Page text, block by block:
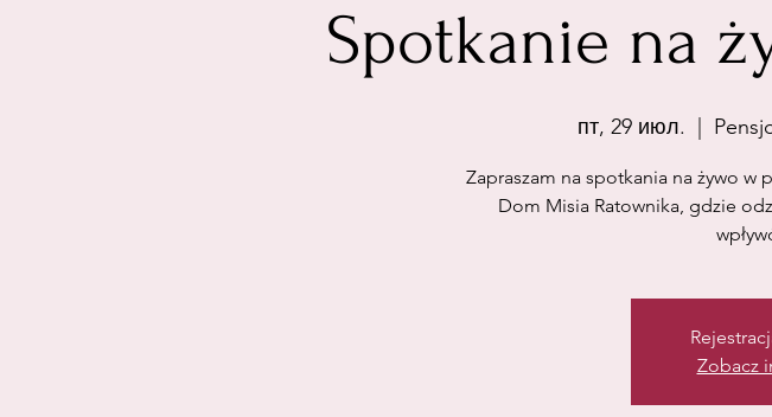
Spotkanie na
пт, 29 июл.
  |
Zapraszam na spotkania na żywo
Dom Misia Ratownika, gdzie
Zobacz